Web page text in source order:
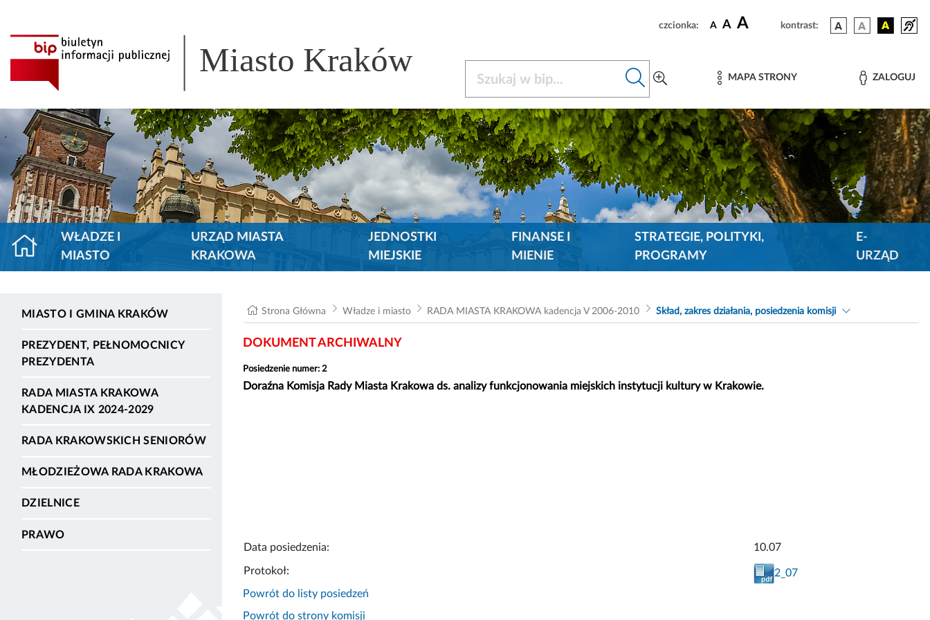
czcionka: A A A kontrast:
Miasto Kraków MAPA STRONY ZALOGUJ
WŁADZE I
MIASTO
URZĄD MIASTA
KRAKOWA
JEDNOSTKI
MIEJSKIE
FINANSE I
MIENIE
STRATEGIE, POLITYKI,
PROGRAMY
E-
URZĄD
MIASTO I GMINA KRAKÓW
PREZYDENT, PEŁNOMOCNICY
PREZYDENTA
RADA MIASTA KRAKOWA
KADENCJA IX 2024-2029
RADA KRAKOWSKICH SENIORÓW
MŁODZIEŻOWA RADA KRAKOWA
DZIELNICE
PRAWO
Strona Główna Władze i miasto RADA MIASTA KRAKOWA kadencja V 2006-2010 Skład, zakres działania, posiedzenia komisji
DOKUMENT ARCHIWALNY
Posiedzenie numer: 2
Doraźna Komisja Rady Miasta Krakowa ds. analizy funkcjonowania miejskich instytucji kultury w Krakowie.
Data posiedzenia: 10.07
Protokoł:
2_07
Powrót do listy posiedzeń
Powrót do strony komisji